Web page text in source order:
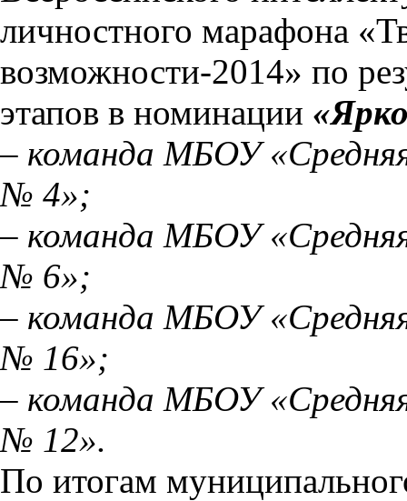
личностного марафона
возможности-2014» по
этапов в номинации
– команда МБОУ
№ 4»;
– команда МБОУ
№ 6»;
– команда МБОУ
№ 16»;
– команда МБОУ
№ 12».
По итогам